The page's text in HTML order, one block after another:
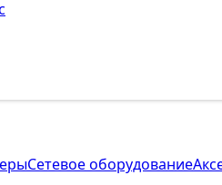
Сетевое оборудование